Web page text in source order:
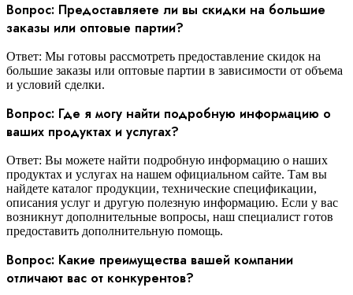
Вопрос: Предоставляете ли вы скидки на большие
заказы или оптовые партии?
Ответ: Мы готовы рассмотреть предоставление скидок на
большие заказы или оптовые партии в зависимости от объема
и условий сделки.
Вопрос: Где я могу найти подробную информацию о
ваших продуктах и услугах?
Ответ: Вы можете найти подробную информацию о наших
продуктах и услугах на нашем официальном сайте. Там вы
найдете каталог продукции, технические спецификации,
описания услуг и другую полезную информацию. Если у вас
возникнут дополнительные вопросы, наш специалист готов
предоставить дополнительную помощь.
Вопрос: Какие преимущества вашей компании
отличают вас от конкурентов?